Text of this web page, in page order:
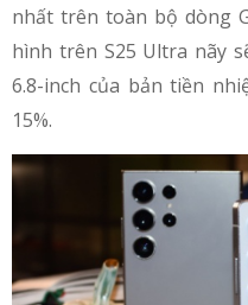
nhất trên toàn bộ dòng
hình trên S25 Ultra nãy
6.8-inch của bản tiền
15%.